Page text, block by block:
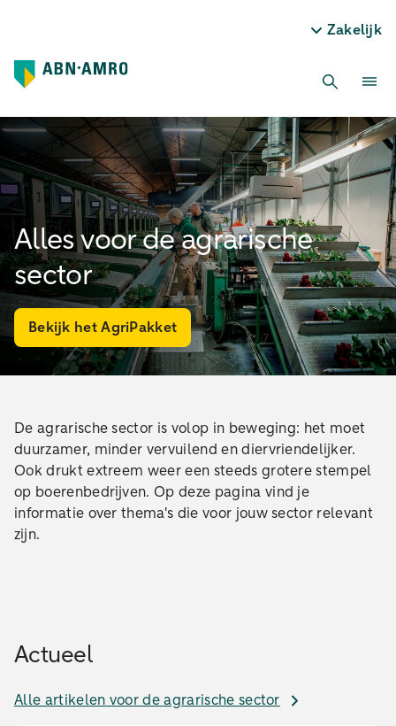
Zakelijk
Alles voor de agrarische
sector
Bekijk het AgriPakket
De agrarische sector is volop in beweging: het moet
duurzamer, minder vervuilend en diervriendelijker.
Ook drukt extreem weer een steeds grotere stempel
op boerenbedrijven. Op deze pagina vind je
informatie over thema's die voor jouw sector relevant
zijn.
Actueel
Alle artikelen voor de agrarische sector